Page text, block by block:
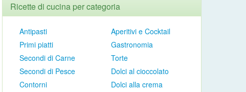
Ricette di cucina per categoria
Antipasti
Primi piatti
Secondi di Carne
Secondi di Pesce
Contorni
Aperitivi e Cocktail
Gastronomia
Torte
Dolci al cioccolato
Dolci alla crema